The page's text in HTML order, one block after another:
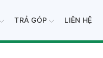
TRẢ GÓP LIÊN HỆ